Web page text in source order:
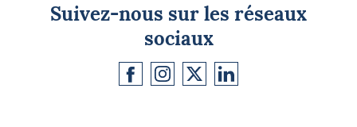
Suivez-nous sur les réseaux
sociaux